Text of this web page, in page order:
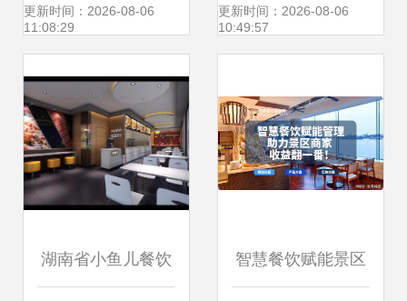
运营的权威凭证
更新时间：2026-08-06
11:08:29
心，打造健康美味
更新时间：2026-08-06
10:49:57
湖南省小鱼儿餐饮 智慧餐饮赋能景区